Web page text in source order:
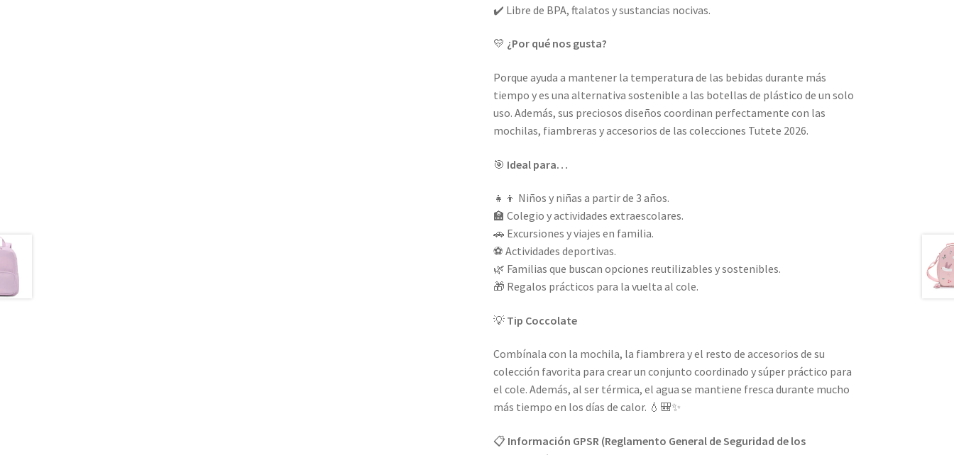
✔️ Libre de BPA, ftalatos y sustancias nocivas.
💛 ¿Por qué nos gusta?
Porque ayuda a mantener la temperatura de las bebidas durante más
tiempo y es una alternativa sostenible a las botellas de plástico de un solo
uso. Además, sus preciosos diseños coordinan perfectamente con las
mochilas, fiambreras y accesorios de las colecciones Tutete 2026.
🎯 Ideal para…
👧👦 Niños y niñas a partir de 3 años.
🏫 Colegio y actividades extraescolares.
🚗 Excursiones y viajes en familia.
⚽ Actividades deportivas.
🌿 Familias que buscan opciones reutilizables y sostenibles.
🎁 Regalos prácticos para la vuelta al cole.
💡 Tip Coccolate
Combínala con la mochila, la fiambrera y el resto de accesorios de su
colección favorita para crear un conjunto coordinado y súper práctico para
el cole. Además, al ser térmica, el agua se mantiene fresca durante mucho
más tiempo en los días de calor. 💧🎒✨
📋 Información GPSR (Reglamento General de Seguridad de los